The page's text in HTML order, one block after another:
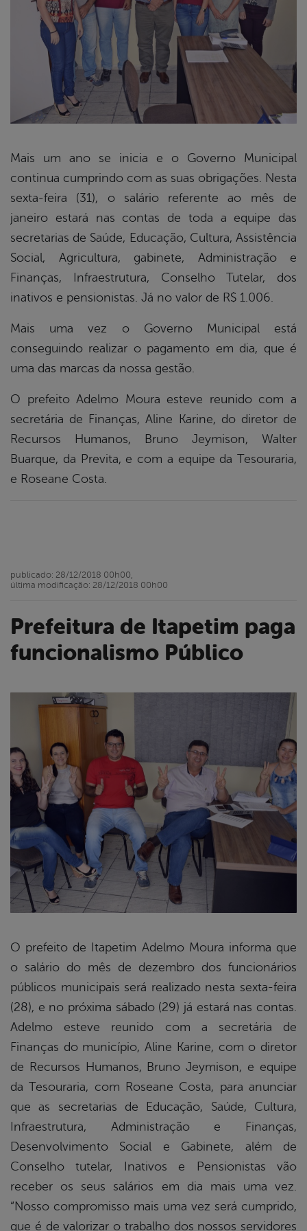
Mais um ano se inicia e o Governo Municipal
continua cumprindo com as suas obrigações. Nesta
sexta-feira (31), o salário referente ao mês de
janeiro estará nas contas de toda a equipe das
secretarias de Saúde, Educação, Cultura, Assistência
Social, Agricultura, gabinete, Administração e
Finanças, Infraestrutura, Conselho Tutelar, dos
inativos e pensionistas. Já no valor de R$ 1.006.
Mais uma vez o Governo Municipal está
conseguindo realizar o pagamento em dia, que é
uma das marcas da nossa gestão.
O prefeito Adelmo Moura esteve reunido com a
secretária de Finanças, Aline Karine, do diretor de
Recursos Humanos, Bruno Jeymison, Walter
Buarque, da Previta, e com a equipe da Tesouraria,
e Roseane Costa.
Prefeitura de Itapetim paga
funcionalismo Público
publicado: 28/12/2018 00h00,
última modificação: 28/12/2018 00h00
O prefeito de Itapetim Adelmo Moura informa que
o salário do mês de dezembro dos funcionários
públicos municipais será realizado nesta sexta-feira
(28), e no próxima sábado (29) já estará nas contas.
Adelmo esteve reunido com a secretária de
Finanças do município, Aline Karine, com o diretor
de Recursos Humanos, Bruno Jeymison, e equipe
da Tesouraria, com Roseane Costa, para anunciar
que as secretarias de Educação, Saúde, Cultura,
Infraestrutura, Administração e Finanças,
Desenvolvimento Social e Gabinete, além de
Conselho tutelar, Inativos e Pensionistas vão
receber os seus salários em dia mais uma vez.
“Nosso compromisso mais uma vez será cumprido,
que é de valorizar o trabalho dos nossos servidores